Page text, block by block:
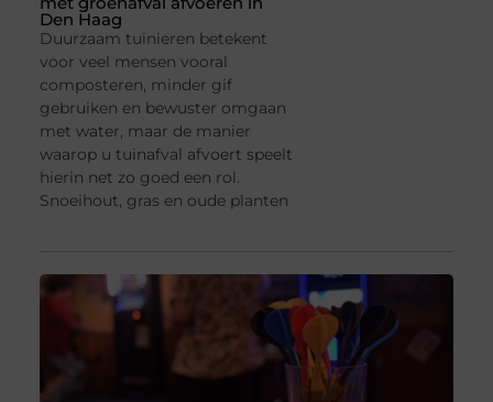
Den Haag
Duurzaam tuinieren betekent
voor veel mensen vooral
composteren, minder gif
gebruiken en bewuster omgaan
met water, maar de manier
waarop u tuinafval afvoert speelt
hierin net zo goed een rol.
Snoeihout, gras en oude planten